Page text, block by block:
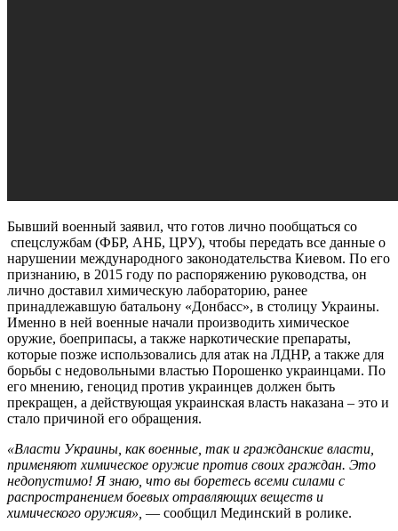
Бывший военный заявил, что готов лично пообщаться со
спецслужбам (ФБР, АНБ, ЦРУ), чтобы передать все данные о
нарушении международного законодательства Киевом. По его
признанию, в 2015 году по распоряжению руководства, он
лично доставил химическую лабораторию, ранее
принадлежавшую батальону «Донбасс», в столицу Украины.
Именно в ней военные начали производить химическое
оружие, боеприпасы, а также наркотические препараты,
которые позже использовались для атак на ЛДНР, а также для
борьбы с недовольными властью Порошенко украинцами. По
его мнению, геноцид против украинцев должен быть
прекращен, а действующая украинская власть наказана – это и
стало причиной его обращения.
«Власти Украины, как военные, так и гражданские власти,
применяют химическое оружие против своих граждан. Это
недопустимо! Я знаю, что вы боретесь всеми силами с
распространением боевых отравляющих веществ и
химического оружия», — сообщил Мединский в ролике.